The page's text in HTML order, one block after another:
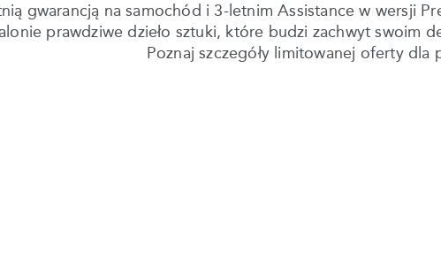
gwarancją na samochód i 3-letnim Assistance w wersji
prawdziwe dzieło sztuki, które budzi zachwyt swoim
Poznaj szczegóły limitowanej oferty dla